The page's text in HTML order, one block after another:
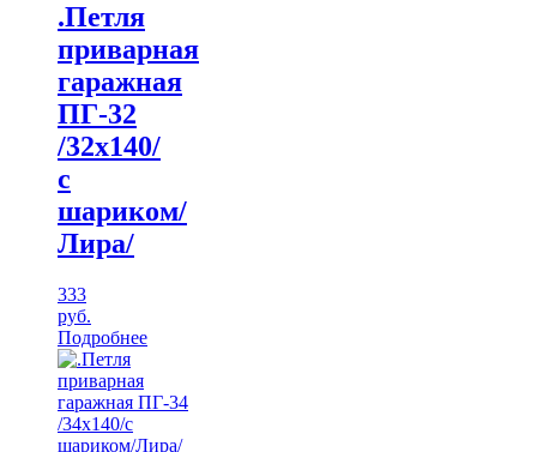
.Петля
приварная
гаражная
ПГ-32
/32х140/
с
шариком/
Лира/
333
руб.
Подробнее